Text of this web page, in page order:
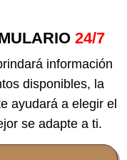
24/7
información
disponibles, la
ayudará a elegir el
se adapte a ti.